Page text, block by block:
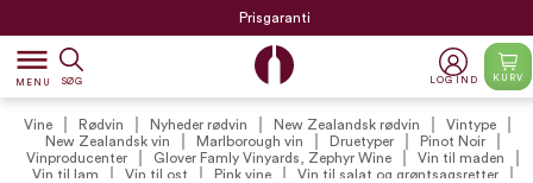
dehaze
MENU SØG LOG IND KURV
Vine Rødvin Nyheder rødvin New Zealandsk rødvin
Vintype
New Zealandsk vin
Marlborough vin Druetyper
Pinot Noir
Vinproducenter
Glover Famly Vinyards, Zephyr Wine
Vin til maden
Vin til lam
Vin til ost Pink vine
Vin til salat og grøntsagsretter